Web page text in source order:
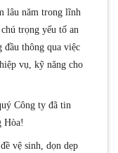
lâu năm trong lĩnh
trọng yếu tố an
đầu thông qua việc
vụ, kỹ năng cho
Công ty đã tin
Hòa!
vệ sinh, dọn dẹp